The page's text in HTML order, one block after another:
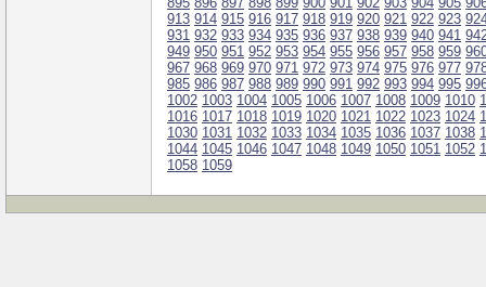
913 914 915 916 917 918 919 920 921 922 923
931 932 933 934 935 936 937 938 939 940 941
949 950 951 952 953 954 955 956 957 958 959
967 968 969 970 971 972 973 974 975 976 977
985 986 987 988 989 990 991 992 993 994 995
1002 1003 1004 1005 1006 1007 1008 1009 1010
1016 1017 1018 1019 1020 1021 1022 1023 1024
1030 1031 1032 1033 1034 1035 1036 1037 1038
1044 1045 1046 1047 1048 1049 1050 1051 1052
1058 1059